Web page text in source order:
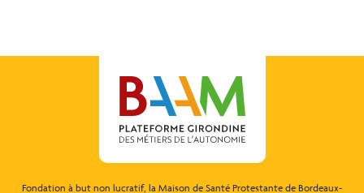
Fondation à but non lucratif, la Maison de Santé Protestante de Bordeaux-